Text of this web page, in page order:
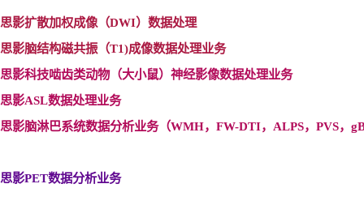
思影扩散加权成像（DWI）数据处理
思影脑结构磁共振（T1)成像数据处理业务
思影科技啮齿类动物（大小鼠）神经影像数据处理业务
思影ASL数据处理业务
思影脑淋巴系统数据分析业务（WMH，FW-DTI，ALPS，PVS，
思影PET数据分析业务